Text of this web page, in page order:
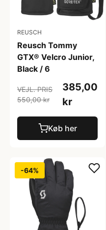
REUSCH
Reusch Tommy
GTX® Velcro Junior,
Black / 6
VEJL. PRIS
550,00 kr
385,00
kr
Køb her
-64%